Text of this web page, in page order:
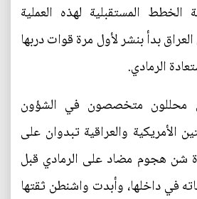
الخطط المستقبلية لهذه العملية
بدأ بنشر لأول مرة قوات دربها
الرمادي.
متخصصون في الشؤون
الأمريكية والعراقية تبدوان على
شن هجوم مضاد على الرمادي قبل
في داخلها، وأبدت واشنطن ثقتها